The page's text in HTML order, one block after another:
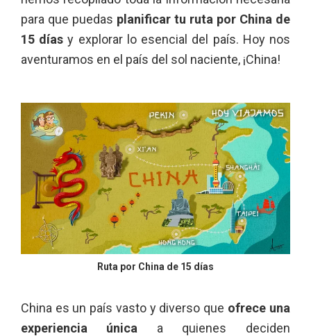
para que puedas planificar tu ruta por China de
15 días y explorar lo esencial del país. Hoy nos
aventuramos en el país del sol naciente, ¡China!
Ruta por China de 15 días
China es un país vasto y diverso que ofrece una
experiencia única a quienes deciden